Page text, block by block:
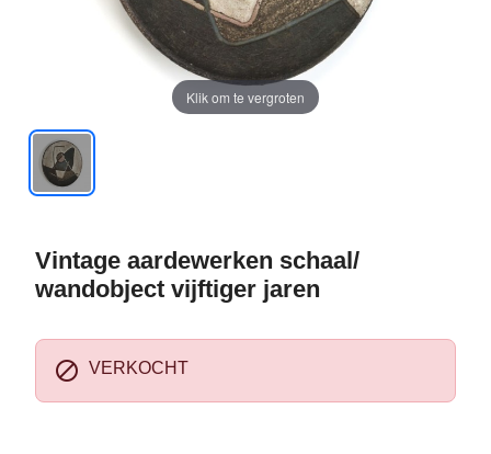
Klik om te vergroten
Vintage aardewerken schaal/
wandobject vijftiger jaren
 VERKOCHT